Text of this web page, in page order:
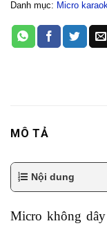
Danh mục: Micro
MÔ TẢ
Nội dung
Micro không